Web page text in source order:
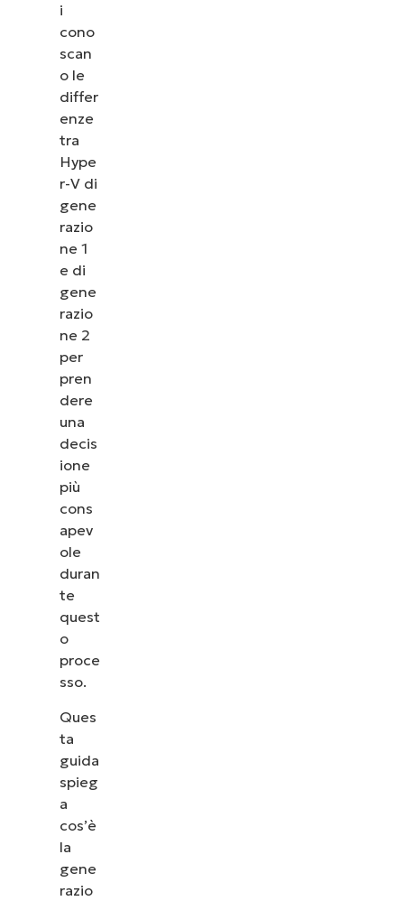
i
cono
scan
o le
differ
enze
tra
Hype
r-V di
gene
razio
ne 1
e di
gene
razio
ne 2
per
pren
dere
una
decis
ione
più
cons
apev
ole
duran
te
quest
o
proce
sso.
Ques
ta
guida
spieg
a
cos’è
la
gene
razio